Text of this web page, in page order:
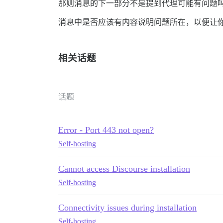
那则消息的下一部分不是提到代理可能有问题
消息中是否应该有内容说明问题所在，以便让
相关话题
话题
Error - Port 443 not open?
Self-hosting
Cannot access Discourse installation
Self-hosting
Connectivity issues during installation
Self-hosting